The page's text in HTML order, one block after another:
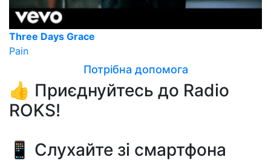
Three Days Grace
Pain
Потрібна допомога
👍 Приєднуйтесь до Radio
ROKS!
📱 Слухайте зі смартфона